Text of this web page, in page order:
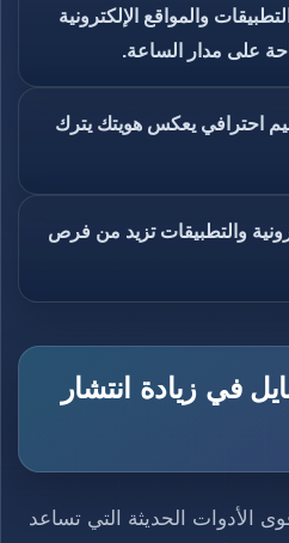
والمواقع الإلكترونية
على مدار الساعة.
احترافي يعكس هويتك يترك
والتطبيقات تزيد من فرص
في زيادة انتشار
الأدوات الحديثة التي تساعد